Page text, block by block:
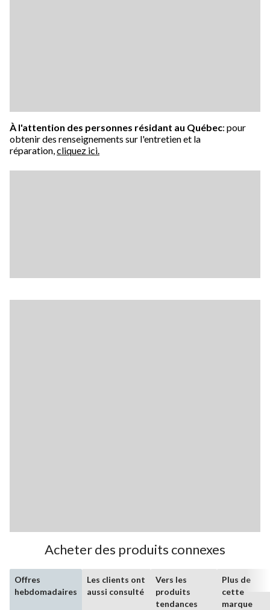
À l'attention des personnes résidant au Québec: pour
obtenir des renseignements sur l'entretien et la
réparation,cliquez ici.
Acheter des produits connexes
Offres
hebdomadaires
Les clients ont
aussi consulté
Vers les
produits
tendances
Plus de
cette
marque